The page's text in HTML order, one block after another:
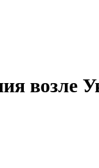
возле